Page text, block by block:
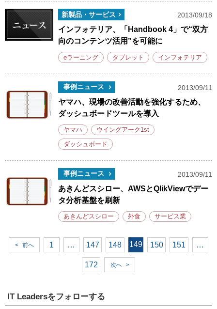
新製品・サービス 2013/09/18
インフォテリア、「Handbook 4」で“双方
向のコンテンツ活用”を可能に
eラーニング タブレット インフォテリア
事例ニュース 2013/09/11
ヤマハ、現場の改善活動を強化するため、
ダッシュボードツールを導入
ヤマハ ウイングアーク1st
ダッシュボード
事例ニュース 2013/09/11
あきんどスシロー、AWSとQlikViewでデー
タ分析基盤を刷新
あきんどスシロー 外食 サービス業
< 前へ 1 … 147 148 149 150 151 …
172 次へ >
IT Leadersをフォローする